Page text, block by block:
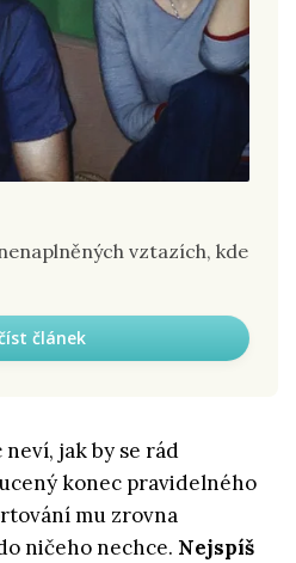
vztazích, kde
článek
jak by se rád
konec pravidelného
mu zrovna
ničeho nechce. Nejspíš